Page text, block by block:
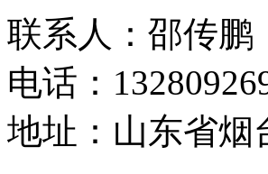
联系人：邵传鹏
电话：
地址：山东省烟